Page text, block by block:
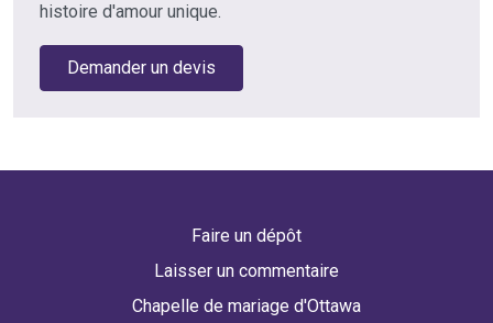
histoire d'amour unique.
Demander un devis
Faire un dépôt
Laisser un commentaire
Chapelle de mariage d'Ottawa